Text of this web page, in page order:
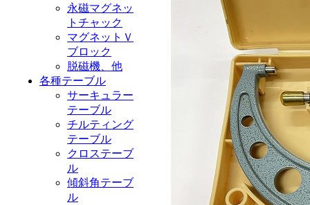
永磁マグネッ
トチャック
マグネットＶ
ブロック
脱磁機、他
各種テーブル
サーキュラー
テーブル
チルティング
テーブル
クロステーブ
ル
傾斜角テーブ
ル